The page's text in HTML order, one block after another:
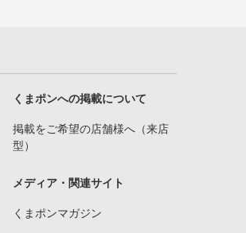
くまポンへの掲載について
掲載をご希望の店舗様へ（来店
型）
メディア・関連サイト
くまポンマガジン